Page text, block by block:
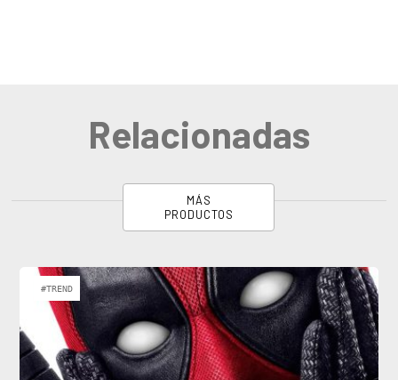
Relacionadas
MÁS
PRODUCTOS
#TREND